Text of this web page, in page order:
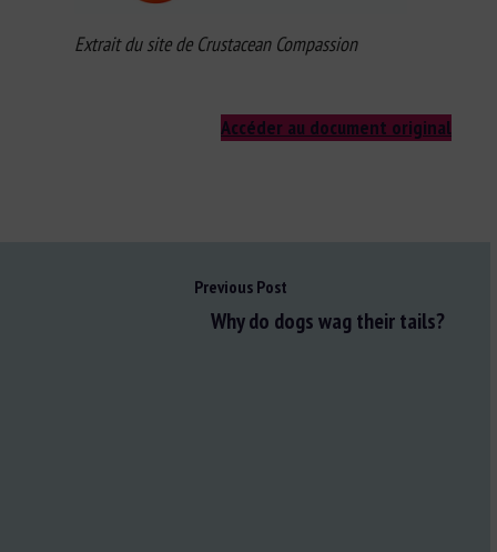
Extrait du site de Crustacean Compassion
Accéder au document original
Previous Post
Why do dogs wag their tails?